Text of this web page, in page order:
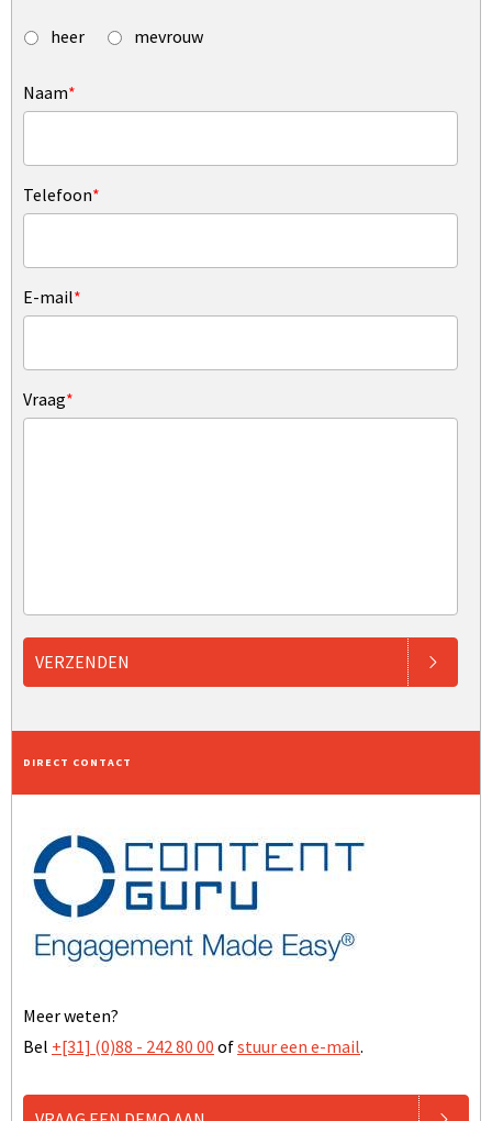
heer mevrouw
Naam*
Telefoon*
E-mail*
Vraag*
VERZENDEN
DIRECT CONTACT
Meer weten?
Bel +[31] (0)88 - 242 80 00 ofstuur een e-mail.